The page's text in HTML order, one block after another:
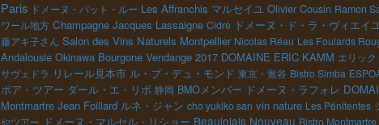
Paris ドメーヌ・パット・ルー Les Affranchis マルセイユ Olivier Cousin Ramon
ワール地方 Champagne Jacques Lassaigne Cidre ドメーヌ・ド・ラ・ヴィエイ
藤アキ子さん Salon des Vins Naturels Montpellier Nicolas Réau Les Foulards
Andalousie Okinawa Bourgone Vendange 2017 DOMAINE ERIC KAMM エリッ
サヴェドラ リレール見本市 ル・ブ・デュ・モンド 東京・鴬谷 Bistro Simba
ポア・ツアー ダール・エ・リボ 静岡 BMOメンバー ドメーヌ・ラフォレ
Montmartre Jean Foillard ルネ・ジャン cho yukiko san vin nature Les Pénitentes
やツアー ドメーヌ・マルセル・リショー Beaujolais Nouveau Bistro Montmartre